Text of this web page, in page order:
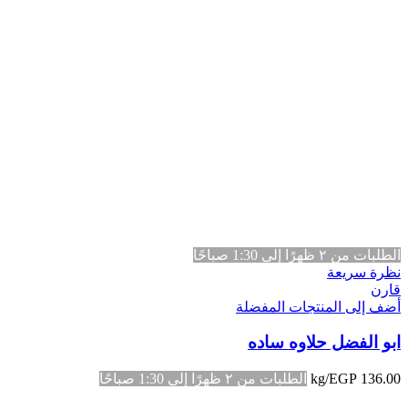
الطلبات من ٢ ظهرًا إلى 1:30 صباحًا
نظرة سريعة
قارن
أضف إلى المنتجات المفضلة
ابو الفضل حلاوه ساده
EGP 136.00
/kg الطلبات من ٢ ظهرًا إلى 1:30 صباحًا